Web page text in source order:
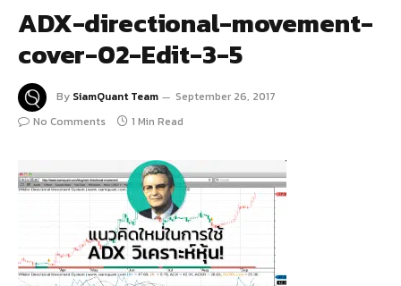
ADX-directional-movement-
cover-02-Edit-3-5
By SiamQuant Team
September 26, 2017
No Comments
1 Min Read